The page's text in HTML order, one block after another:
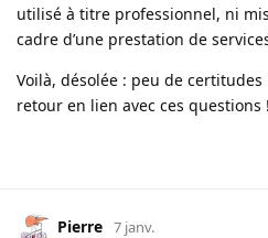
utilisé à titre professionnel, ni
cadre d’une prestation de
Voilà, désolée : peu de
retour en lien avec ces questions !
Pierre 7 janv.